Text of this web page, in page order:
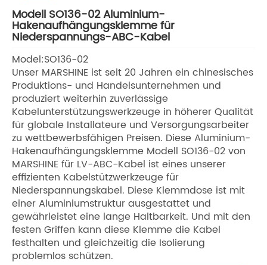
Modell SO136-02 Aluminium-
Hakenaufhängungsklemme für
Niederspannungs-ABC-Kabel
Model:SO136-02
Unser MARSHINE ist seit 20 Jahren ein chinesisches
Produktions- und Handelsunternehmen und
produziert weiterhin zuverlässige
Kabelunterstützungswerkzeuge in höherer Qualität
für globale Installateure und Versorgungsarbeiter
zu wettbewerbsfähigen Preisen. Diese Aluminium-
Hakenaufhängungsklemme Modell SO136-02 von
MARSHINE für LV-ABC-Kabel ist eines unserer
effizienten Kabelstützwerkzeuge für
Niederspannungskabel. Diese Klemmdose ist mit
einer Aluminiumstruktur ausgestattet und
gewährleistet eine lange Haltbarkeit. Und mit den
festen Griffen kann diese Klemme die Kabel
festhalten und gleichzeitig die Isolierung
problemlos schützen.